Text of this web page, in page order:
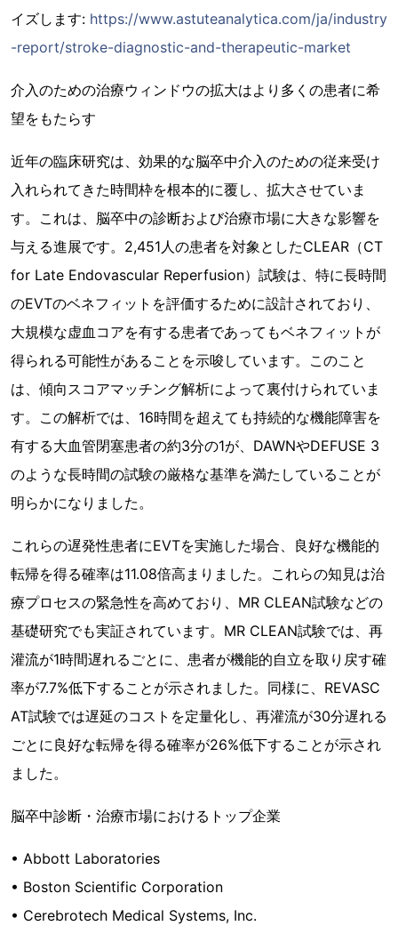
イズします: https://www.astuteanalytica.com/ja/industry
-report/stroke-diagnostic-and-therapeutic-market
介入のための治療ウィンドウの拡大はより多くの患者に希
望をもたらす
近年の臨床研究は、効果的な脳卒中介入のための従来受け
入れられてきた時間枠を根本的に覆し、拡大させていま
す。これは、脳卒中の診断および治療市場に大きな影響を
与える進展です。2,451人の患者を対象としたCLEAR（CT
for Late Endovascular Reperfusion）試験は、特に長時間
のEVTのベネフィットを評価するために設計されており、
大規模な虚血コアを有する患者であってもベネフィットが
得られる可能性があることを示唆しています。このこと
は、傾向スコアマッチング解析によって裏付けられていま
す。この解析では、16時間を超えても持続的な機能障害を
有する大血管閉塞患者の約3分の1が、DAWNやDEFUSE 3
のような長時間の試験の厳格な基準を満たしていることが
明らかになりました。
これらの遅発性患者にEVTを実施した場合、良好な機能的
転帰を得る確率は11.08倍高まりました。これらの知見は治
療プロセスの緊急性を高めており、MR CLEAN試験などの
基礎研究でも実証されています。MR CLEAN試験では、再
灌流が1時間遅れるごとに、患者が機能的自立を取り戻す確
率が7.7%低下することが示されました。同様に、REVASC
AT試験では遅延のコストを定量化し、再灌流が30分遅れる
ごとに良好な転帰を得る確率が26%低下することが示され
ました。
脳卒中診断・治療市場におけるトップ企業
• Abbott Laboratories
• Boston Scientific Corporation
• Cerebrotech Medical Systems, Inc.